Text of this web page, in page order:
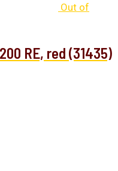
Out of
RE, red (31435)